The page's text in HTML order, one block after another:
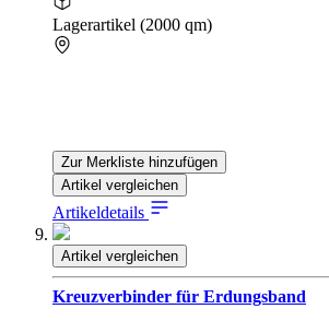
Lagerartikel (2000 qm)
Zur Merkliste hinzufügen
Artikel vergleichen
Artikeldetails
Artikel vergleichen
Kreuzverbinder für Erdungsband